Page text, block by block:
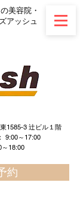
美容院・
アッシュ
53-3288
1585-3 辻ビル１階
9:00～17:00
18:00
約